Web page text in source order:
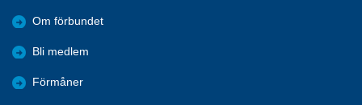
Om förbundet
Bli medlem
Förmåner